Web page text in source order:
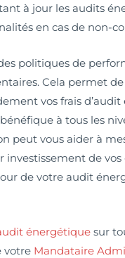
à jour les audits
en cas de non-
politiques de
Cela permet
vos frais d’audit
à tous les
peut vous aider à
de vos
de votre audit
énergétique sur
votre Mandataire